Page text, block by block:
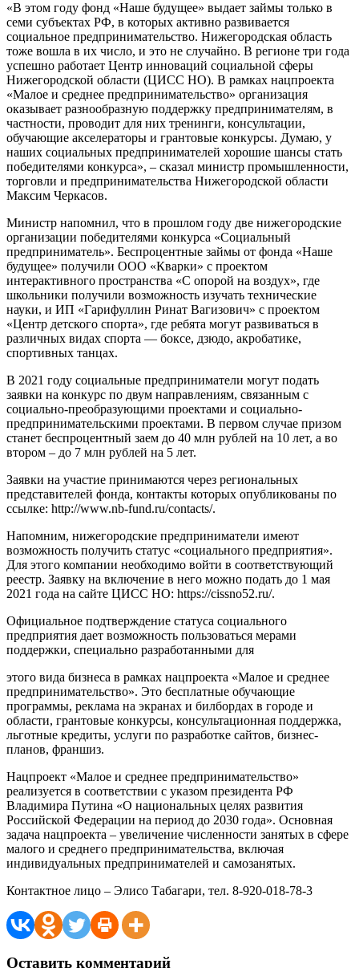
«В этом году фонд «Наше будущее» выдает займы только в
семи субъектах РФ, в которых активно развивается
социальное предпринимательство. Нижегородская область
тоже вошла в их число, и это не случайно. В регионе три года
успешно работает Центр инноваций социальной сферы
Нижегородской области (ЦИСС НО). В рамках нацпроекта
«Малое и среднее предпринимательство» организация
оказывает разнообразную поддержку предпринимателям, в
частности, проводит для них тренинги, консультации,
обучающие акселераторы и грантовые конкурсы. Думаю, у
наших социальных предпринимателей хорошие шансы стать
победителями конкурса», – сказал министр промышленности,
торговли и предпринимательства Нижегородской области
Максим Черкасов.
Министр напомнил, что в прошлом году две нижегородские
организации победителями конкурса «Социальный
предприниматель». Беспроцентные займы от фонда «Наше
будущее» получили ООО «Кварки» с проектом
интерактивного пространства «С опорой на воздух», где
школьники получили возможность изучать технические
науки, и ИП «Гарифуллин Ринат Вагизович» с проектом
«Центр детского спорта», где ребята могут развиваться в
различных видах спорта — боксе, дзюдо, акробатике,
спортивных танцах.
В 2021 году социальные предприниматели могут подать
заявки на конкурс по двум направлениям, связанным с
социально-преобразующими проектами и социально-
предпринимательскими проектами. В первом случае призом
станет беспроцентный заем до 40 млн рублей на 10 лет, а во
втором – до 7 млн рублей на 5 лет.
Заявки на участие принимаются через региональных
представителей фонда, контакты которых опубликованы по
ссылке: http://www.nb-fund.ru/contacts/.
Напомним, нижегородские предприниматели имеют
возможность получить статус «социального предприятия».
Для этого компании необходимо войти в соответствующий
реестр. Заявку на включение в него можно подать до 1 мая
2021 года на сайте ЦИСС НО: https://cissno52.ru/.
Официальное подтверждение статуса социального
предприятия дает возможность пользоваться мерами
поддержки, специально разработанными для
этого вида бизнеса в рамках нацпроекта «Малое и среднее
предпринимательство». Это бесплатные обучающие
программы, реклама на экранах и билбордах в городе и
области, грантовые конкурсы, консультационная поддержка,
льготные кредиты, услуги по разработке сайтов, бизнес-
планов, франшиз.
Нацпроект «Малое и среднее предпринимательство»
реализуется в соответствии с указом президента РФ
Владимира Путина «О национальных целях развития
Российской Федерации на период до 2030 года». Основная
задача нацпроекта – увеличение численности занятых в сфере
малого и среднего предпринимательства, включая
индивидуальных предпринимателей и самозанятых.
Контактное лицо – Элисо Табагари, тел. 8-920-018-78-3
Оставить комментарий